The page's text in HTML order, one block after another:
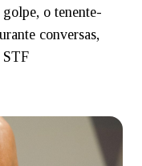
o tenente-
conversas,
STF